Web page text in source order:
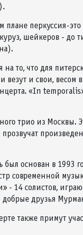
.
плане перкуссия-
шейкеров -
то, что для
и свои, весом
«In
трио из Москвы.
основан в 1993
современной
- 14 солистов,
добрые друзья
также примут